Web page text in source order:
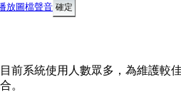
放圖檔聲音
前系統使用人數眾多，為維護較
。